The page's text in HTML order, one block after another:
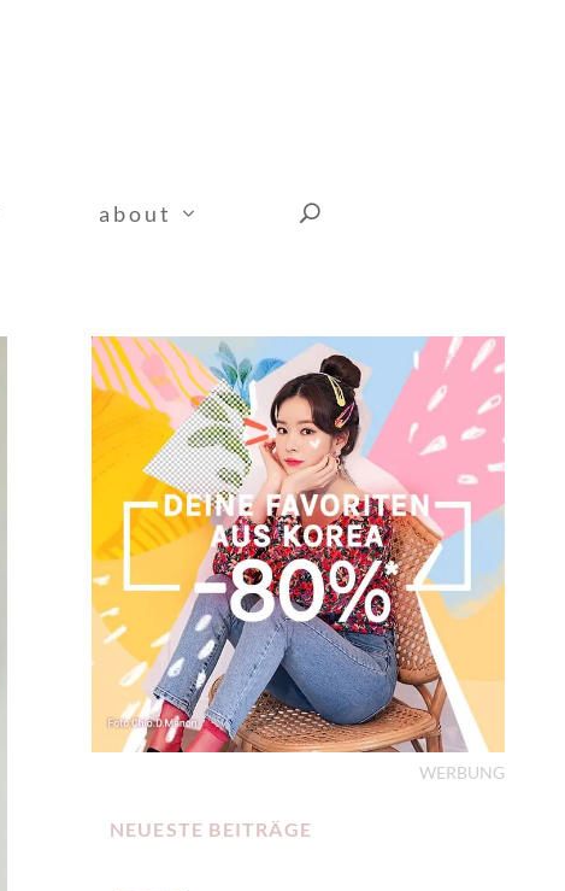
about
WERBUNG
NEUESTE BEITRÄGE